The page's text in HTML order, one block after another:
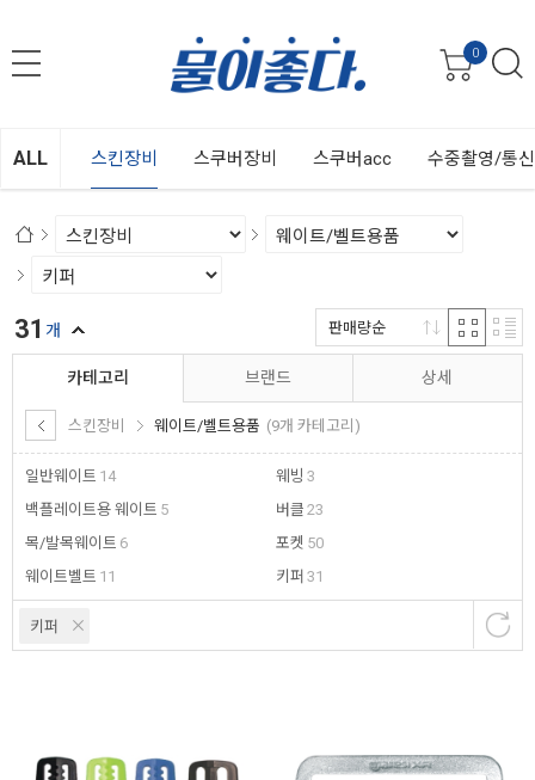
0
ALL 스킨장비 스쿠버장비 스쿠버acc 수중촬영/통
카테고리
스킨장비 웨이트/벨트용품 (9개 카테고리)
일반웨이트 14
백플레이트용 웨이트 5
목/발목웨이트 6
웨이트벨트 11
웨빙 3
버클 23
포켓 50
키퍼 31
브랜드 상세
키퍼
31 개 판매량순